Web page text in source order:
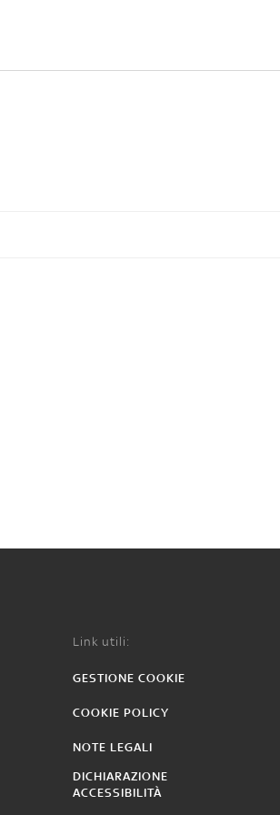
Link utili:
GESTIONE COOKIE
COOKIE POLICY
NOTE LEGALI
DICHIARAZIONE
ACCESSIBILITÀ